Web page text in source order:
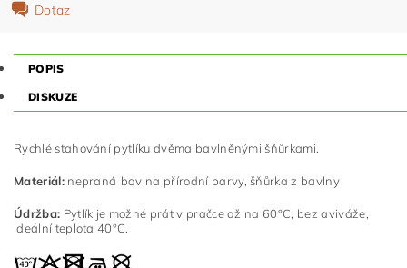
Dotaz
POPIS
DISKUZE
Rychlé stahování pytlíku dvěma bavlněnými šňůrkami.
Materiál: nepraná bavlna přírodní barvy, šňůrka z bavlny
Údržba: Pytlík je možné prát v pračce až na 60°C, bez aviváže,
ideální teplota 40°C.